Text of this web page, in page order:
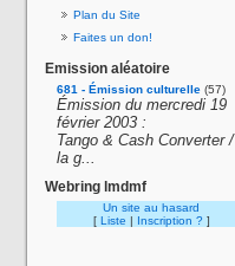
Plan du Site
Faites un don!
Emission aléatoire
681 - Émission culturelle (57)
Émission du mercredi 19
février 2003 :
Tango & Cash Converter /
la g...
Webring lmdmf
Un site au hasard
[ Liste | Inscription ? ]